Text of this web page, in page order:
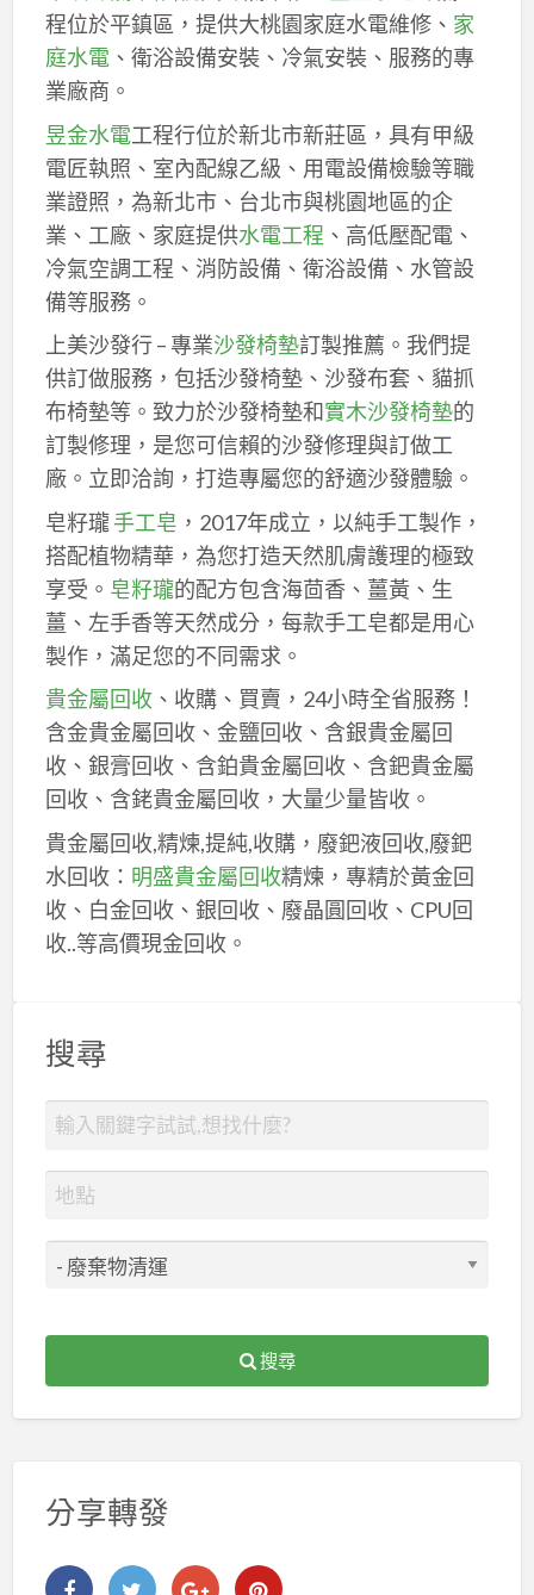
程位於平鎮區，提供大桃園家庭水電維修、 家
庭水電、衛浴設備安裝、冷氣安裝、服務的專
業廠商。
昱金水電工程行位於新北市新莊區，具有甲級
電匠執照、室內配線乙級、用電設備檢驗等職
業證照，為新北市、台北市與桃園地區的企
業、工廠、家庭提供水電工程 、高低壓配電、
冷氣空調工程、消防設備、衛浴設備、水管設
備等服務。
上美沙發行 – 專業沙發椅墊訂製推薦。我們提
供訂做服務，包括沙發椅墊、沙發布套、貓抓
布椅墊等。致力於沙發椅墊和實木沙發椅墊的
訂製修理，是您可信賴的沙發修理與訂做工
廠。立即洽詢，打造專屬您的舒適沙發體驗。
皂籽瓏手工皂 ，2017年成立，以純手工製作，
搭配植物精華，為您打造天然肌膚護理的極致
享受。 皂籽瓏的配方包含海茴香、薑黃、生
薑、左手香等天然成分，每款手工皂都是用心
製作，滿足您的不同需求。
貴金屬回收、收購、買賣，24小時全省服務！
含金貴金屬回收、金鹽回收、含銀貴金屬回
收、銀膏回收、含鉑貴金屬回收、含鈀貴金屬
回收、含銠貴金屬回收，大量少量皆收。
貴金屬回收,精煉,提純,收購，廢鈀液回收,廢鈀
水回收： 明盛貴金屬回收精煉，專精於黃金回
收、白金回收、銀回收、廢晶圓回收、CPU回
收..等高價現金回收。
搜尋
搜尋
分享轉發